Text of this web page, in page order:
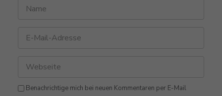
Benachrichtige mich bei neuen Kommentaren per E-Mail